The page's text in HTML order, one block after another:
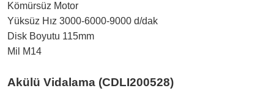
Kömürsüz Motor
Yüksüz Hız 3000-6000-9000 d/dak
Disk Boyutu 115mm
Mil M14
Akülü Vidalama (CDLI200528)